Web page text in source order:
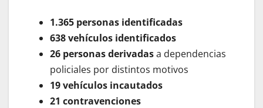
1.365 personas identificadas
638 vehículos identificados
26 personas derivadasa dependencias
policiales por distintos motivos
19 vehículos incautados
21 contravenciones